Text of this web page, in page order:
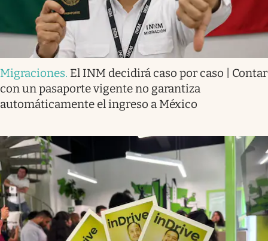
Migraciones. El INM decidirá caso por caso | Contar
con un pasaporte vigente no garantiza
automáticamente el ingreso a México